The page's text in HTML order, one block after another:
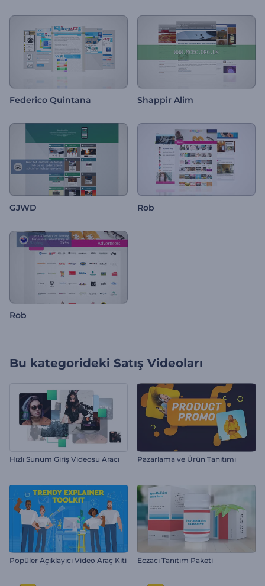
Federico Quintana Shappir Alim
GJWD Rob
Rob
Bu kategorideki Satış Videoları
Hızlı Sunum Giriş Videosu Aracı Pazarlama ve Ürün Tanıtımı
Popüler Açıklayıcı Video Araç Kiti Eczacı Tanıtım Paketi